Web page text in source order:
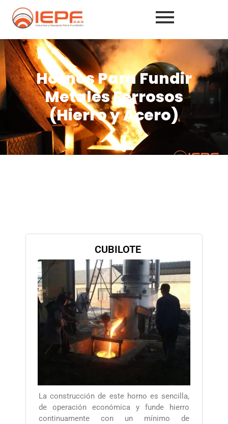
Hornos Para Fundir
Metales Ferrosos
(Hierro y Acero)
CUBILOTE
La construcción de este horno es sencilla,
de operación económica y funde hierro
continuamente con un mínimo de